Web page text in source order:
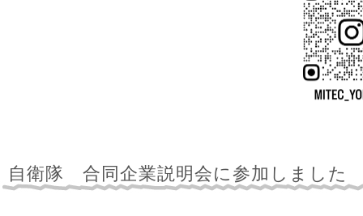
自衛隊 合同企業説明会に参加しました